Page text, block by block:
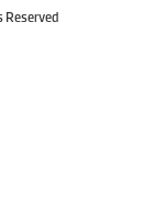
Reserved